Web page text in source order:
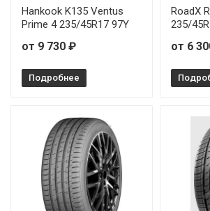
Hankook K135 Ventus
Prime 4 235/45R17 97Y
от 9 730 ₽
Подробнее
RoadX
235/
от 6